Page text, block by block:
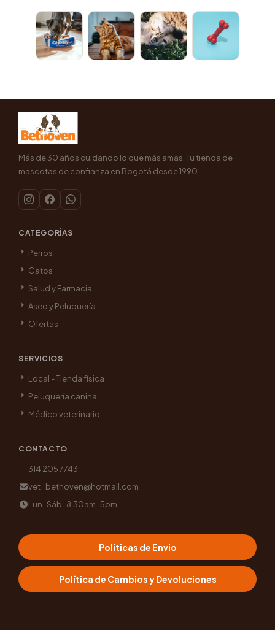
Más de 30 años cuidando lo que más amas. Tu tienda de
mascotas de confianza en Bogotá desde 1990.
CATEGORÍAS
Perros
Gatos
Salud y Farmacia
Aseo y Peluquería
Ofertas
SERVICIOS
Local - Tienda física
Peluquería canina
Médico veterinario
CONTACTO
314 205 7743
vet_bethoven@hotmail.com
Lun–Sáb · 8:30am–5pm
Políticas de Envio
Política de Cambios y Devoluciones